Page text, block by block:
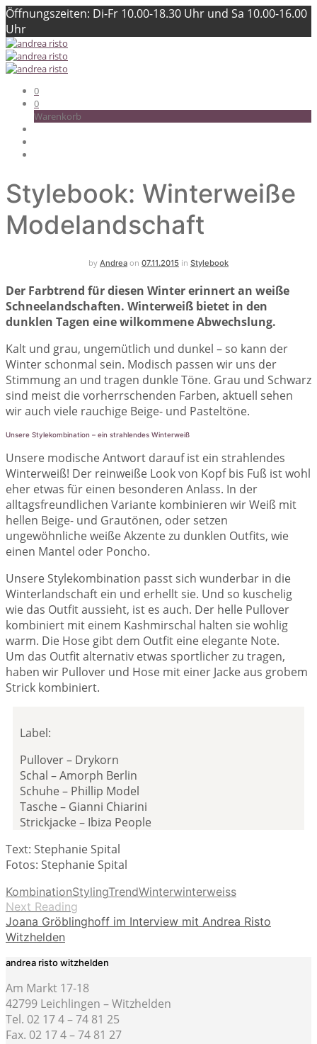
Öffnungszeiten: Di-Fr 10.00-18.30 Uhr und Sa 10.00-16.00
Uhr
0
0
Warenkorb
Stylebook: Winterweiße
Modelandschaft
by Andrea on 07.11.2015 in Stylebook
Der Farbtrend für diesen Winter erinnert an weiße
Schneelandschaften. Winterweiß bietet in den
dunklen Tagen eine wilkommene Abwechslung.
Kalt und grau, ungemütlich und dunkel – so kann der
Winter schonmal sein. Modisch passen wir uns der
Stimmung an und tragen dunkle Töne. Grau und Schwarz
sind meist die vorherrschenden Farben, aktuell sehen
wir auch viele rauchige Beige- und Pasteltöne.
Unsere Stylekombination – ein strahlendes Winterweiß
Unsere modische Antwort darauf ist ein strahlendes
Winterweiß! Der reinweiße Look von Kopf bis Fuß ist wohl
eher etwas für einen besonderen Anlass. In der
alltagsfreundlichen Variante kombinieren wir Weiß mit
hellen Beige- und Grautönen, oder setzen
ungewöhnliche weiße Akzente zu dunklen Outfits, wie
einen Mantel oder Poncho.
Unsere Stylekombination passt sich wunderbar in die
Winterlandschaft ein und erhellt sie. Und so kuschelig
wie das Outfit aussieht, ist es auch. Der helle Pullover
kombiniert mit einem Kashmirschal halten sie wohlig
warm. Die Hose gibt dem Outfit eine elegante Note.
Um das Outfit alternativ etwas sportlicher zu tragen,
haben wir Pullover und Hose mit einer Jacke aus grobem
Strick kombiniert.
Label:
Pullover – Drykorn
Schal – Amorph Berlin
Schuhe – Phillip Model
Tasche – Gianni Chiarini
Strickjacke – Ibiza People
Text: Stephanie Spital
Fotos: Stephanie Spital
KombinationStylingTrendWinterwinterweiss
Next Reading
Joana Gröblinghoff im Interview mit Andrea Risto
Witzhelden
andrea risto witzhelden
Am Markt 17-18
42799 Leichlingen – Witzhelden
Tel. 02 17 4 – 74 81 25
Fax. 02 17 4 – 74 81 27